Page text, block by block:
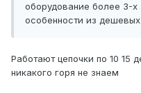
оборудование более 3-х
особенности из
Работают цепочки по 10 15
никакого горя не знаем